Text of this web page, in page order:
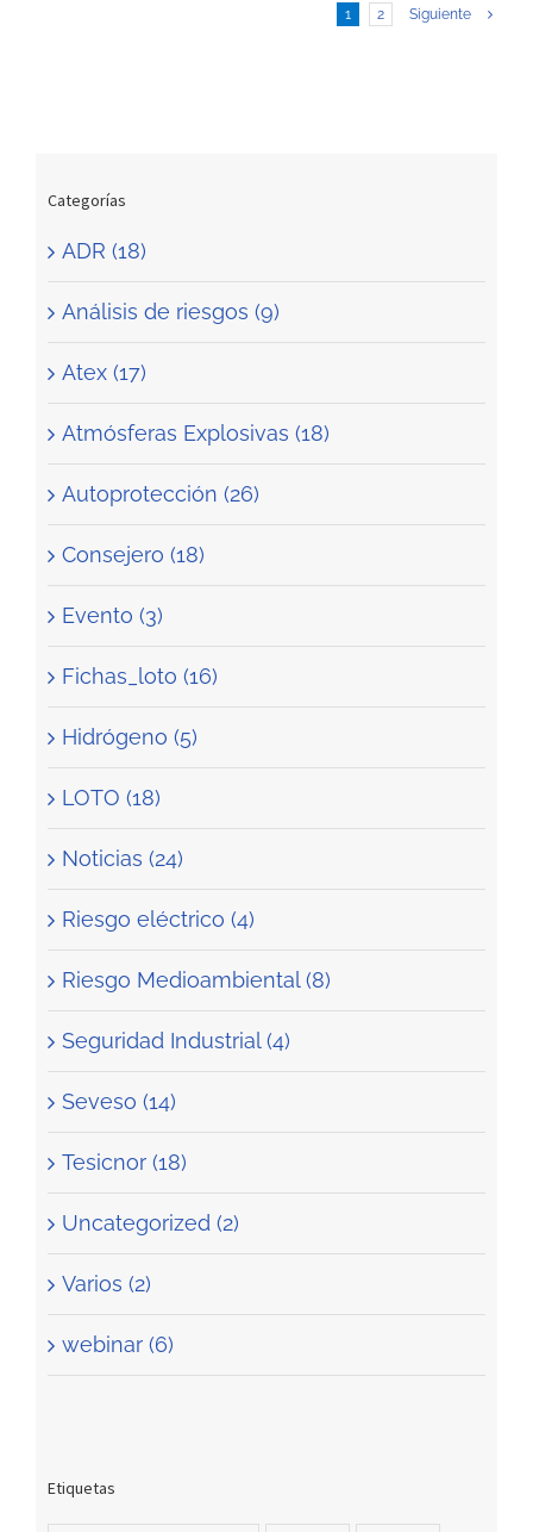
1 2 Siguiente
Categorías
ADR (18)
Análisis de riesgos (9)
Atex (17)
Atmósferas Explosivas (18)
Autoprotección (26)
Consejero (18)
Evento (3)
Fichas_loto (16)
Hidrógeno (5)
LOTO (18)
Noticias (24)
Riesgo eléctrico (4)
Riesgo Medioambiental (8)
Seguridad Industrial (4)
Seveso (14)
Tesicnor (18)
Uncategorized (2)
Varios (2)
webinar (6)
Etiquetas